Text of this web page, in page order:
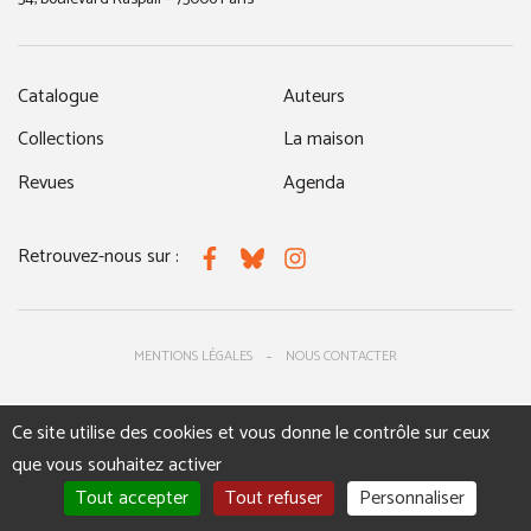
Catalogue
Collections
Revues
Auteurs
La maison
Agenda
Retrouvez-nous sur : FacebookBlueskyInstagram
MENTIONS LÉGALES NOUS CONTACTER
Ce site utilise des cookies et vous donne le contrôle sur ceux
que vous souhaitez activer
Tout accepter
Tout refuser Personnaliser